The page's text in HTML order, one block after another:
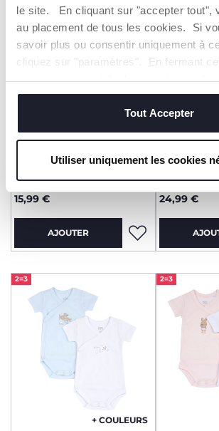
le site. En cliquant sur "accepter tout",
au placement de tous les cookies. Si
savoir plus ou consentir uniquement à
cliquez sur "paramètres". En fermant
vous consentez à l'utilisation des seuls
techniques, qui sont essentiels au
Tout Accepter
Utiliser uniquement les cookies
2=3
Grenouillère à col rond,
ouverture au dos
15,99 €
AJOUTER
2=3
24,99 €
2=3
+ COULEURS
2=3